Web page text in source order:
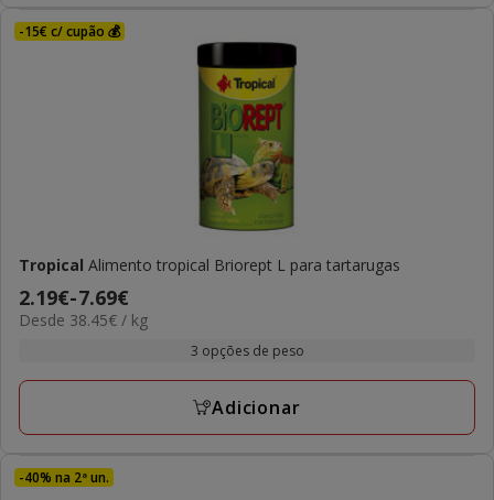
-15€ c/ cupão 💰
Tropical Alimento tropical Briorept L para tartarugas
Preço
de
a
2.19€-7.69€
38.45€
Desde 38.45€ / kg
3 opções de peso
Adicionar
-40% na 2ª un.